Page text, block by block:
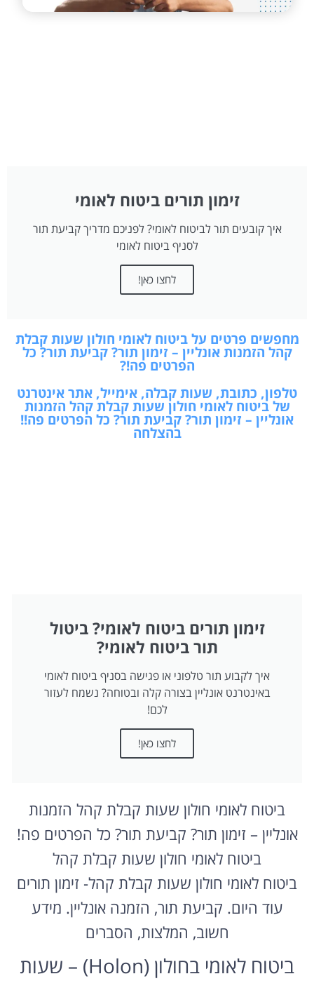
זימון תורים ביטוח לאומי
איך קובעים תור לביטוח לאומי? לפניכם מדריך קביעת תור
לסניף ביטוח לאומי
לחצו כאן!
מחפשים פרטים על ביטוח לאומי חולון שעות קבלת
קהל הזמנות אונליין – זימון תור? קביעת תור? כל
הפרטים פה!?
טלפון, כתובת, שעות קבלה, אימייל, אתר אינטרנט
של ביטוח לאומי חולון שעות קבלת קהל הזמנות
אונליין – זימון תור? קביעת תור? כל הפרטים פה!!
בהצלחה
זימון תורים ביטוח לאומי? ביטול
תור ביטוח לאומי?
איך לקבוע תור טלפוני או פגישה בסניף ביטוח לאומי
באינטרנט אונליין בצורה קלה ובטוחה? נשמח לעזור
לכם!
לחצו כאן!
ביטוח לאומי חולון שעות קבלת קהל הזמנות
אונליין – זימון תור? קביעת תור? כל הפרטים פה!
ביטוח לאומי חולון שעות קבלת קהל
ביטוח לאומי חולון שעות קבלת קהל- זימון תורים
עוד היום. קביעת תור, הזמנה אונליין. מידע
חשוב, המלצות, הסברים
ביטוח לאומי בחולון (Holon) – שעות